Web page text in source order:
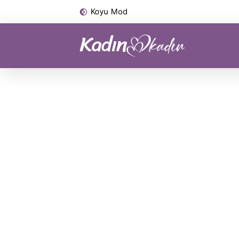
Koyu Mod